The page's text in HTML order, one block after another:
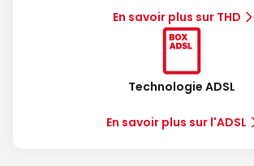
En savoir plus sur THD
Technologie ADSL
En savoir plus sur l'ADSL